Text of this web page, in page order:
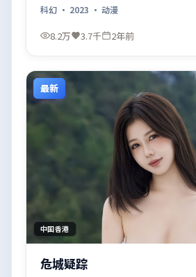
科幻 · 2023 · 动漫
8.2万 3.7千 2年前
最新
中国香港
危城疑踪